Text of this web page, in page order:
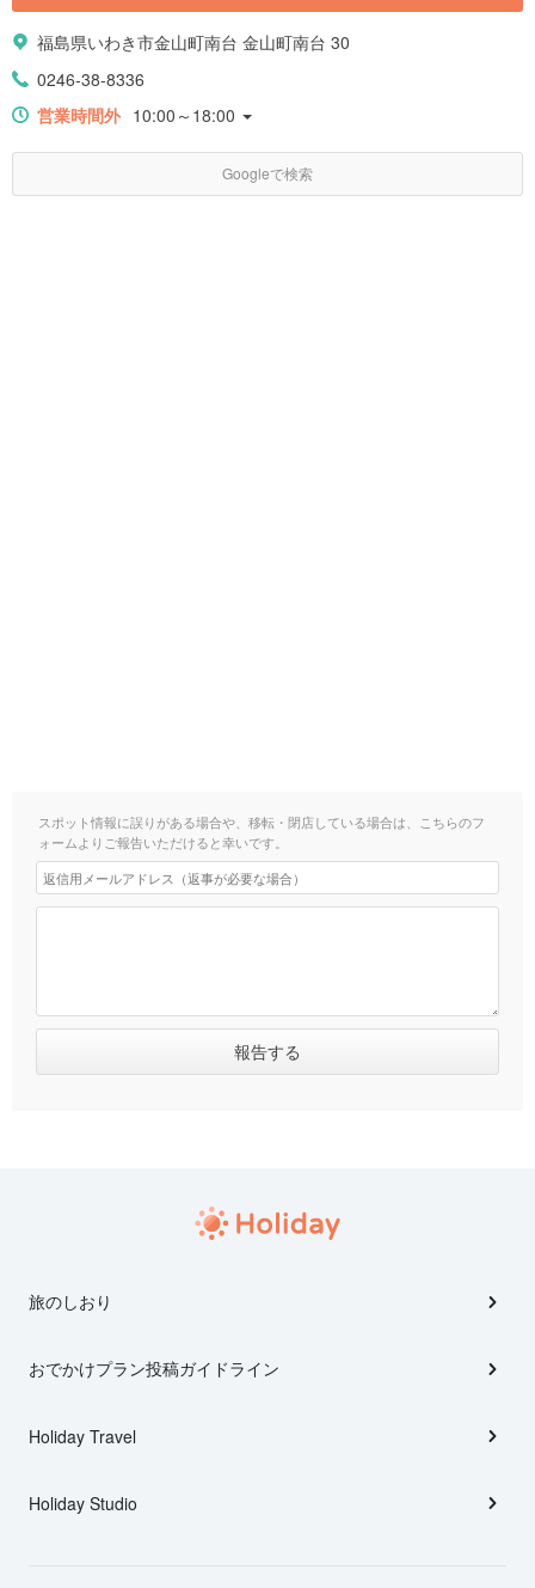
福島県いわき市金山町南台 金山町南台 30
0246-38-8336
営業時間外 10:00～18:00
Googleで検索
スポット情報に誤りがある場合や、移転・閉店している場合は、こちらのフ
ォームよりご報告いただけると幸いです。
旅のしおり
おでかけプラン投稿ガイドライン
Holiday Travel
Holiday Studio